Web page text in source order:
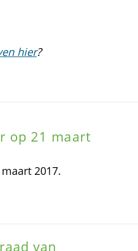
hier?
op 21 maart
2017.
van